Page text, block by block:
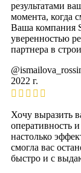
результатами
момента, когда
Ваша компания
уверенностью
партнера в
2022 г.
Хочу выразить
оперативность
настолько
смогла вас
быстро и с